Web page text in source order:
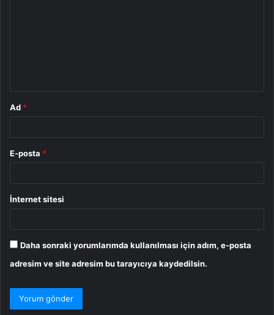
Ad *
E-posta *
İnternet sitesi
Daha sonraki yorumlarımda kullanılması için adım, e-posta
adresim ve site adresim bu tarayıcıya kaydedilsin.